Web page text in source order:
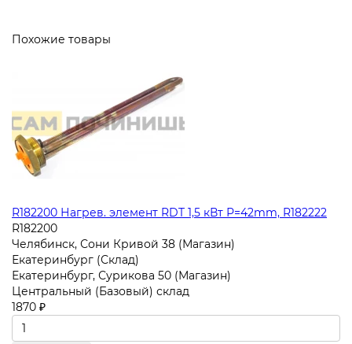
Похожие товары
R182200 Нагрев. элемент RDT 1,5 кВт Р=42mm, R182222
R182200
Челябинск, Сони Кривой 38 (Магазин)
Екатеринбург (Склад)
Екатеринбург, Сурикова 50 (Магазин)
Центральный (Базовый) склад
1870 ₽